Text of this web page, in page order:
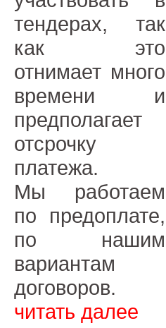
тендерах, так
как это
отнимает много
времени и
предполагает
отсрочку
платежа.
Мы работаем
по предоплате,
по нашим
вариантам
договоров.
читать далее